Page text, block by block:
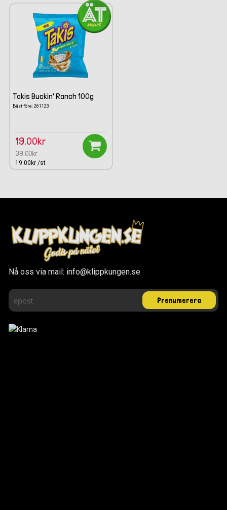
Takis Buckin' Ranch 100g
Bäst före: 261123
19.00kr
39.00kr
19.00kr /st
Nå oss via mail: info@klippkungen.se